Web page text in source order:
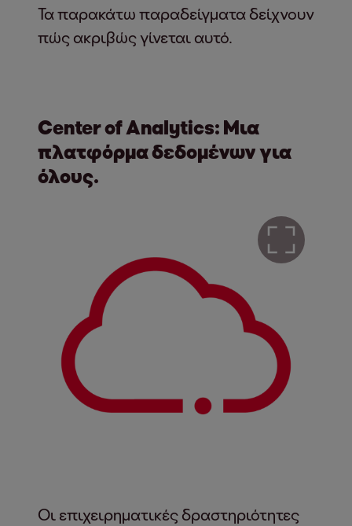
Τα παρακάτω παραδείγματα δείχνουν
πώς ακριβώς γίνεται αυτό.
Center of Analytics: Μια
πλατφόρμα δεδομένων για
όλους.
Οι επιχειρηματικές δραστηριότητες